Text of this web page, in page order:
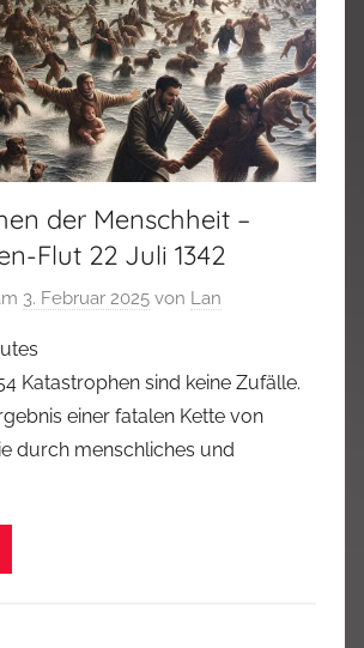
der Menschheit –
Flut 22 Juli 1342
3. Februar 2025 von Lan
Katastrophen sind keine Zufälle.
einer fatalen Kette von
durch menschliches und